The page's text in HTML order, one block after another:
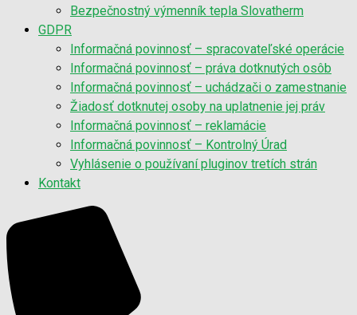
Bezpečnostný výmenník tepla Slovatherm
GDPR
Informačná povinnosť – spracovateľské operácie
Informačná povinnosť – práva dotknutých osôb
Informačná povinnosť – uchádzači o zamestnanie
Žiadosť dotknutej osoby na uplatnenie jej práv
Informačná povinnosť – reklamácie
Informačná povinnosť – Kontrolný Úrad
Vyhlásenie o používaní pluginov tretích strán
Kontakt